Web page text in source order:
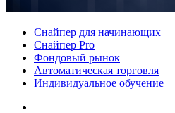
Снайпер для начинающих
Снайпер Pro
Фондовый рынок
Автоматическая торговля
Индивидуальное обучение